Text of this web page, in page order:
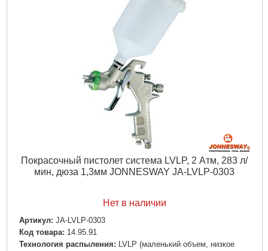
Покрасочный пистолет система LVLP, 2 Атм, 283 л/
мин, дюза 1,3мм JONNESWAY JA-LVLP-0303
Нет в наличии
Артикул: JA-LVLP-0303
Код товара: 14.95.91
Технология распыления: LVLP (маленький объем, низкое